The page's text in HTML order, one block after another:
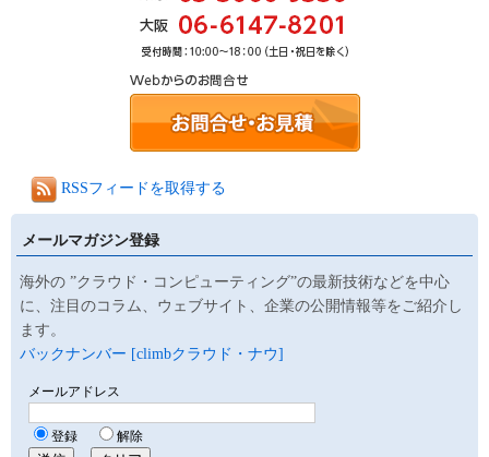
RSSフィードを取得する
メールマガジン登録
海外の ”クラウド・コンピューティング”の最新技術などを中心
に、注目のコラム、ウェブサイト、企業の公開情報等をご紹介し
ます。
バックナンバー [climbクラウド・ナウ]